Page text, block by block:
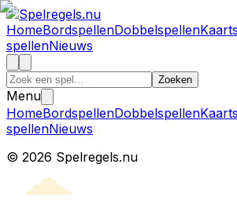
HomeBordspellenDobbelspellen
spellenNieuws
Zoeken
Menu
HomeBordspellenDobbelspellen
spellenNieuws
© 2026 Spelregels.nu